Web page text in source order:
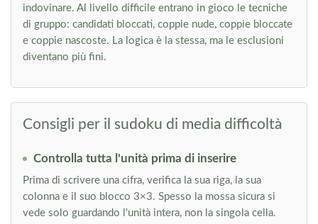
indovinare. Al livello difficile entrano in gioco le tecniche
di gruppo: candidati bloccati, coppie nude, coppie bloccate
e coppie nascoste. La logica è la stessa, ma le esclusioni
diventano più fini.
Consigli per il sudoku di media difficoltà
Controlla tutta l'unità prima di inserire
Prima di scrivere una cifra, verifica la sua riga, la sua
colonna e il suo blocco 3×3. Spesso la mossa sicura si
vede solo guardando l'unità intera, non la singola cella.